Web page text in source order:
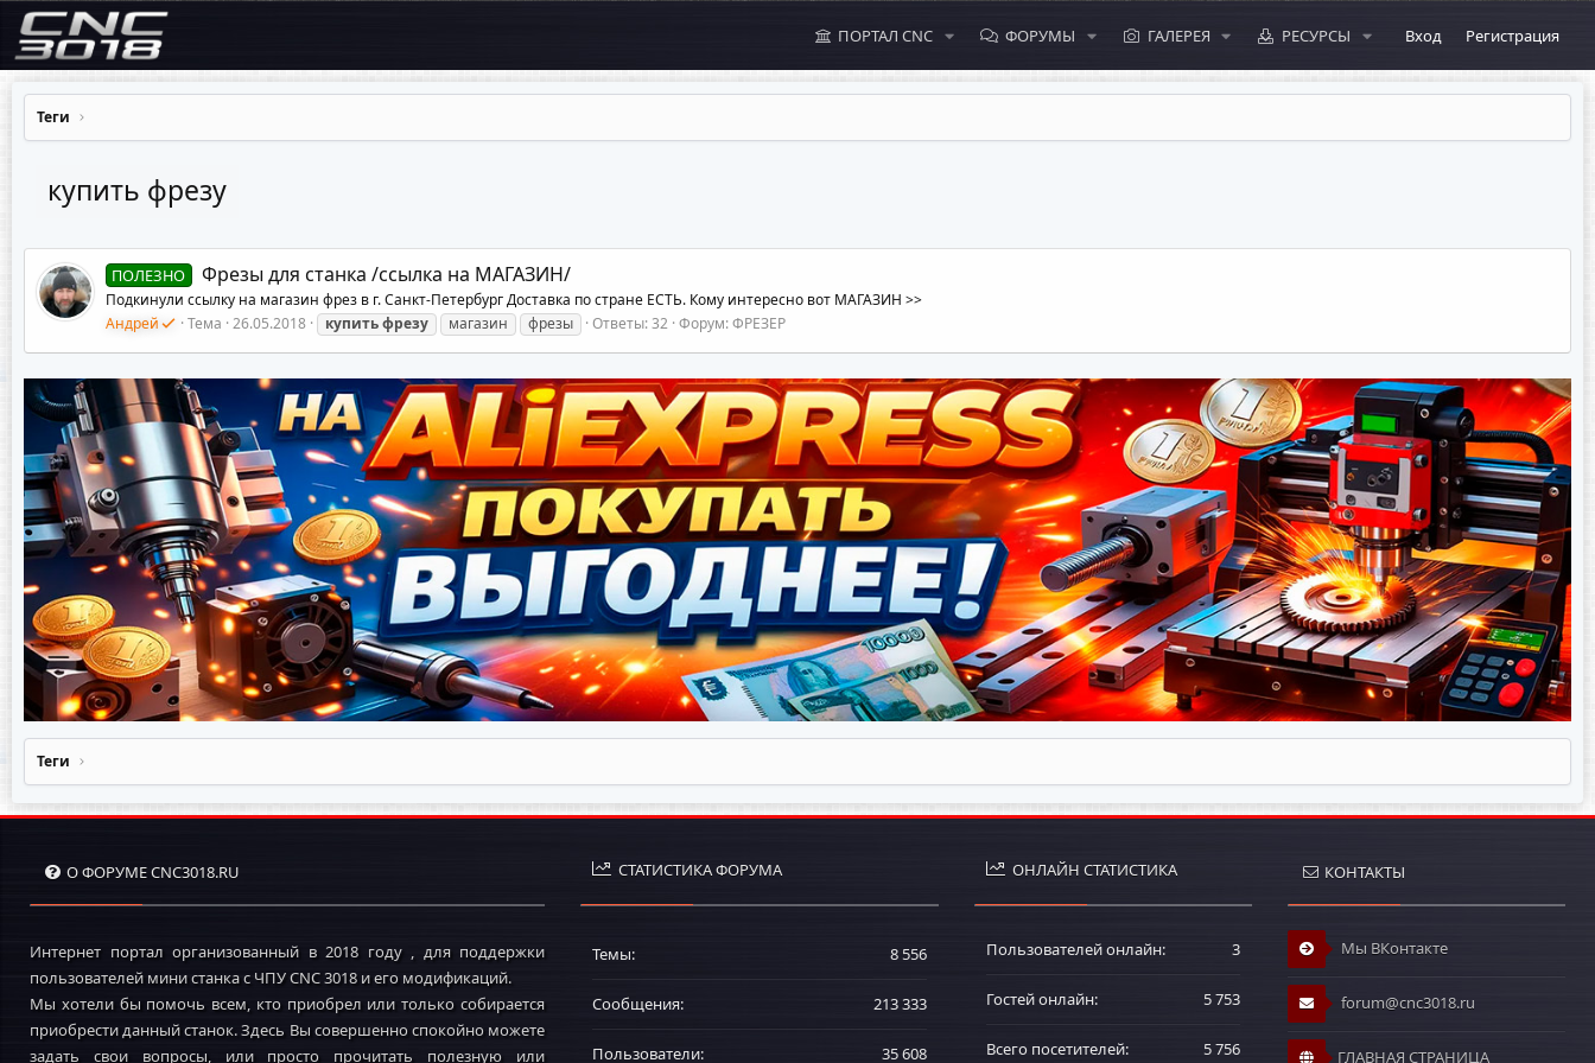
ПОРТАЛ CNC ФОРУМЫ ГАЛЕРЕЯ РЕСУРСЫ Вход Регистрация
Теги
купить фрезу
ПОЛЕЗНО Фрезы для станка /ссылка на МАГАЗИН/
Подкинули ссылку на магазин фрез в г. Санкт-Петербург Доставка по стране ЕСТЬ. Кому интересно вот МАГАЗИН >>
Андрей
Тема 26.05.2018 купитьфрезу магазин фрезы Ответы: 32 Форум:ФРЕЗЕР
Теги
О ФОРУМЕ CNC3018.RU
Интернет портал организованный в 2018 году , для поддержки
пользователей мини станка с ЧПУ CNC 3018 и его модификаций.
Мы хотели бы помочь всем, кто приобрел или только собирается
приобрести данный станок. Здесь Вы совершенно спокойно можете
задать свои вопросы, или просто прочитать полезную или
СТАТИСТИКА ФОРУМА
Темы 8 556
Сообщения 213 333
Пользователи 35 608
ОНЛАЙН СТАТИСТИКА
Пользователей онлайн 3
Гостей онлайн 5 753
Всего посетителей 5 756
КОНТАКТЫ
Мы ВКонтакте
forum@cnc3018.ru
ГЛАВНАЯ СТРАНИЦА